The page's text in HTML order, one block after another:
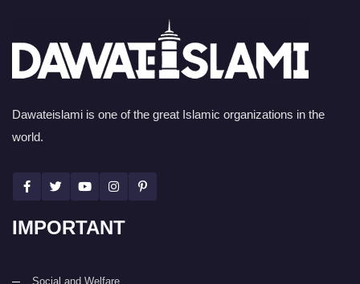
Dawateislami is one of the great Islamic organizations in the
world.
IMPORTANT
Social and Welfare